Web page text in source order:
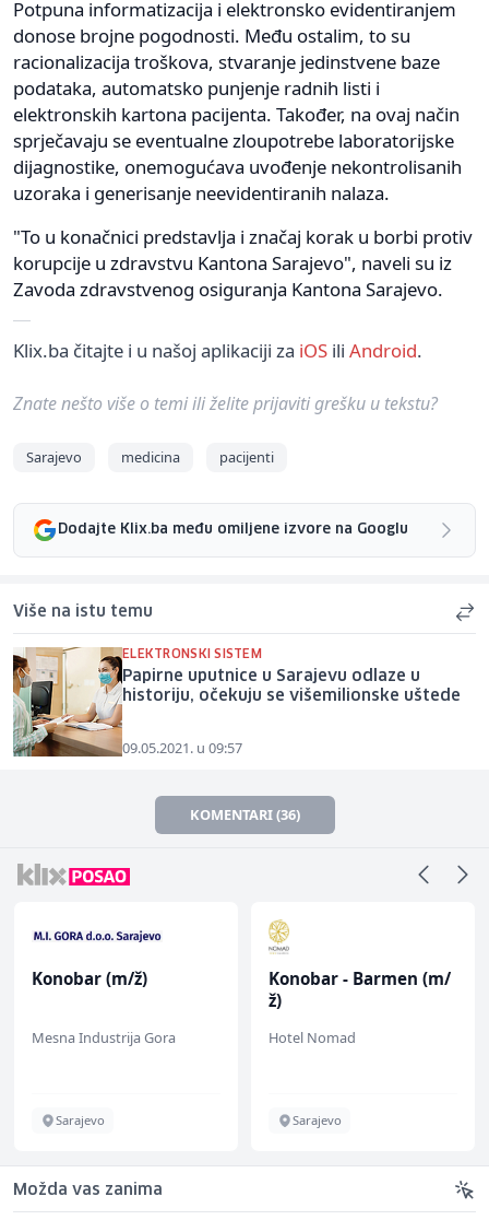
Potpuna informatizacija i elektronsko evidentiranjem
donose brojne pogodnosti. Među ostalim, to su
racionalizacija troškova, stvaranje jedinstvene baze
podataka, automatsko punjenje radnih listi i
elektronskih kartona pacijenta. Također, na ovaj način
sprječavaju se eventualne zloupotrebe laboratorijske
dijagnostike, onemogućava uvođenje nekontrolisanih
uzoraka i generisanje neevidentiranih nalaza.
"To u konačnici predstavlja i značaj korak u borbi protiv
korupcije u zdravstvu Kantona Sarajevo", naveli su iz
Zavoda zdravstvenog osiguranja Kantona Sarajevo.
Klix.ba čitajte i u našoj aplikaciji za iOS ili Android.
Znate nešto više o temi ili želite prijaviti grešku u tekstu?
Sarajevo medicina pacijenti
Dodajte Klix.ba među omiljene izvore na Googlu
Više na istu temu
ELEKTRONSKI SISTEM
Papirne uputnice u Sarajevu odlaze u
historiju, očekuju se višemilionske uštede
09.05.2021. u 09:57
KOMENTARI (36)
Konobar (m/ž)
Mesna Industrija Gora
Sarajevo
Konobar - Barmen (m/
ž)
Hotel Nomad
Sarajevo
Možda vas zanima